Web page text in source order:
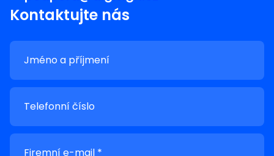
Kontaktujte nás
Jméno a příjmení
Telefonní číslo
Firemní e-mail *